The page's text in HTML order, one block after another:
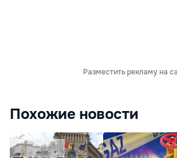
Разместить рекламу на
Похожие новости